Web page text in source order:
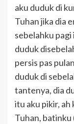
aku duduk di
Tuhan jika dia
sebelahku
duduk
persis pas
duduk di
tantenya, dia
itu aku pikir, ah
Tuhan,